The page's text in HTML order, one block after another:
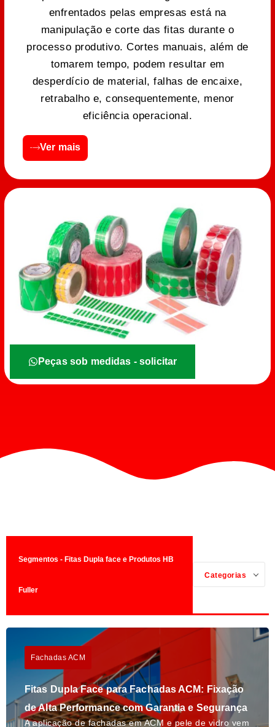
enfrentados pelas empresas está na
manipulação e corte das fitas durante o
processo produtivo. Cortes manuais, além de
tomarem tempo, podem resultar em
desperdício de material, falhas de encaixe,
retrabalho e, consequentemente, menor
eficiência operacional.
Ver mais
Peças sob medidas - solicitar
Segmentos - Fitas Dupla face e Produtos HB
Fuller
Categorias
Fachadas ACM
Fitas Dupla Face para Fachadas ACM: Fixação
de Alta Performance com Garantia e Segurança
A aplicação de fachadas em ACM e pele de vidro vem